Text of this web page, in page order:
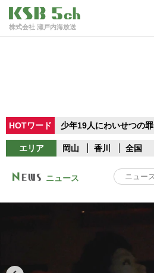
株式会社 瀬戸内海放送
HOTワード 少年19人にわいせつの罪
エリア 岡山 香川 全国
ニュース